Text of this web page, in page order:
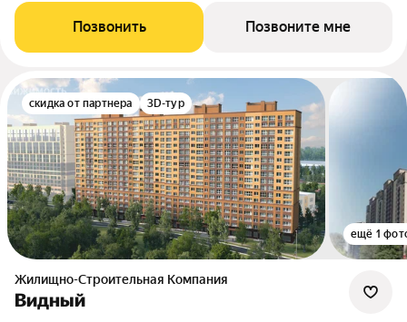
Позвонить Позвоните мне
скидка от партнера 3D-тур
ещё 1
Жилищно-Строительная Компания
Видный